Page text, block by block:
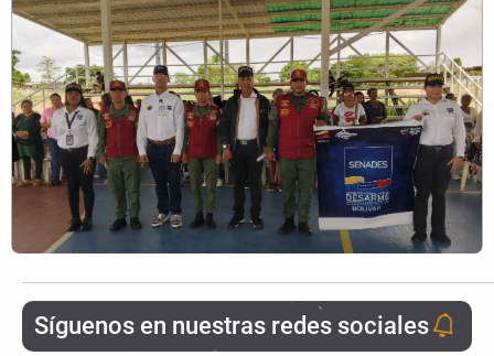
Síguenos en nuestras redes sociales